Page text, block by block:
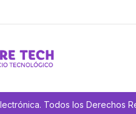
Todos los Derechos